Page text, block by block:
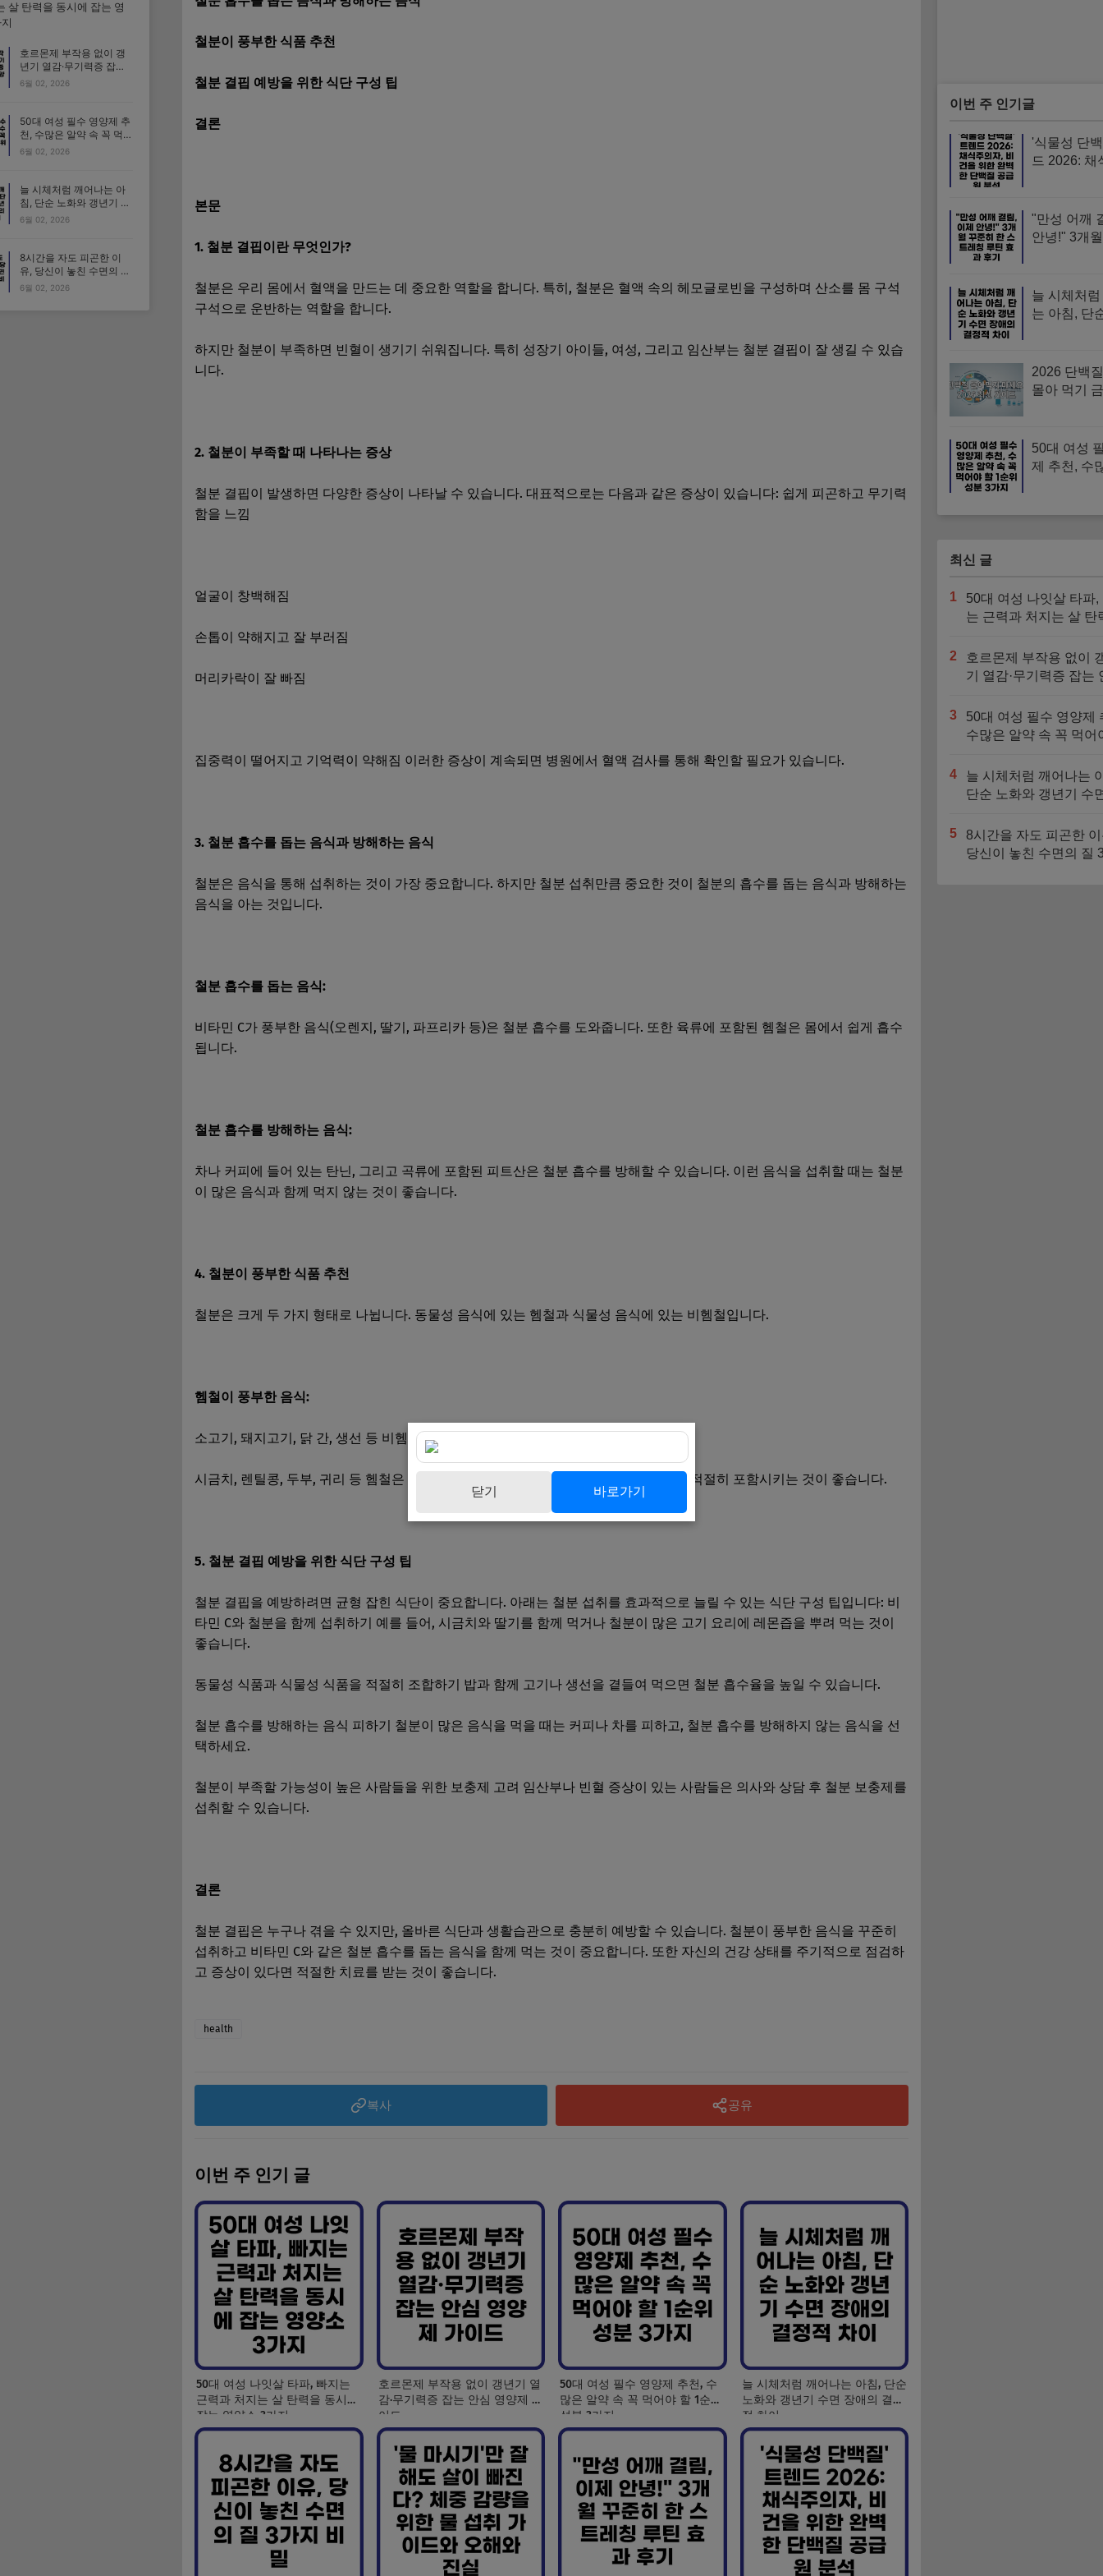
철분이 풍부한 식품 추천
철분 결핍 예방을 위한 식단 구성 팁
결론
본문
1. 철분 결핍이란 무엇인가?
철분은 우리 몸에서 혈액을 만드는 데 중요한 역할을 합니다. 특히, 철분은 혈액 속의 헤모글로빈을 구성하며 산소를 몸 구석
구석으로 운반하는 역할을 합니다.
하지만 철분이 부족하면 빈혈이 생기기 쉬워집니다. 특히 성장기 아이들, 여성, 그리고 임산부는 철분 결핍이 잘 생길 수 있습
니다.
2. 철분이 부족할 때 나타나는 증상
철분 결핍이 발생하면 다양한 증상이 나타날 수 있습니다. 대표적으로는 다음과 같은 증상이 있습니다: 쉽게 피곤하고 무기력
함을 느낌
얼굴이 창백해짐
손톱이 약해지고 잘 부러짐
머리카락이 잘 빠짐
집중력이 떨어지고 기억력이 약해짐 이러한 증상이 계속되면 병원에서 혈액 검사를 통해 확인할 필요가 있습니다.
3. 철분 흡수를 돕는 음식과 방해하는 음식
철분은 음식을 통해 섭취하는 것이 가장 중요합니다. 하지만 철분 섭취만큼 중요한 것이 철분의 흡수를 돕는 음식과 방해하는
음식을 아는 것입니다.
철분 흡수를 돕는 음식:
비타민 C가 풍부한 음식(오렌지, 딸기, 파프리카 등)은 철분 흡수를 도와줍니다. 또한 육류에 포함된 헴철은 몸에서 쉽게 흡수
됩니다.
철분 흡수를 방해하는 음식:
차나 커피에 들어 있는 탄닌, 그리고 곡류에 포함된 피트산은 철분 흡수를 방해할 수 있습니다. 이런 음식을 섭취할 때는 철분
이 많은 음식과 함께 먹지 않는 것이 좋습니다.
4. 철분이 풍부한 식품 추천
철분은 크게 두 가지 형태로 나뉩니다. 동물성 음식에 있는 헴철과 식물성 음식에 있는 비헴철입니다.
헴철이 풍부한 음식:
소고기, 돼지고기, 닭 간, 생선 등 비헴철이 풍부한 음식:
시금치, 렌틸콩, 두부, 귀리 등 헴철은 비헴철보다 흡수율이 높기 때문에 동물성 식품을 적절히 포함시키는 것이 좋습니다.
5. 철분 결핍 예방을 위한 식단 구성 팁
철분 결핍을 예방하려면 균형 잡힌 식단이 중요합니다. 아래는 철분 섭취를 효과적으로 늘릴 수 있는 식단 구성 팁입니다: 비
타민 C와 철분을 함께 섭취하기 예를 들어, 시금치와 딸기를 함께 먹거나 철분이 많은 고기 요리에 레몬즙을 뿌려 먹는 것이
좋습니다.
동물성 식품과 식물성 식품을 적절히 조합하기 밥과 함께 고기나 생선을 곁들여 먹으면 철분 흡수율을 높일 수 있습니다.
철분 흡수를 방해하는 음식 피하기 철분이 많은 음식을 먹을 때는 커피나 차를 피하고, 철분 흡수를 방해하지 않는 음식을 선
택하세요.
철분이 부족할 가능성이 높은 사람들을 위한 보충제 고려 임산부나 빈혈 증상이 있는 사람들은 의사와 상담 후 철분 보충제를
섭취할 수 있습니다.
결론
철분 결핍은 누구나 겪을 수 있지만, 올바른 식단과 생활습관으로 충분히 예방할 수 있습니다. 철분이 풍부한 음식을 꾸준히
섭취하고 비타민 C와 같은 철분 흡수를 돕는 음식을 함께 먹는 것이 중요합니다. 또한 자신의 건강 상태를 주기적으로 점검하
고 증상이 있다면 적절한 치료를 받는 것이 좋습니다.
health
복사 공유
이번 주 인기 글
50대 여성 나잇살 타파, 빠지는
근력과 처지는 살 탄력을 동시에
잡는 영양소 3가지
호르몬제 부작용 없이 갱년기 열
감·무기력증 잡는 안심 영양제 가
이드
50대 여성 필수 영양제 추천, 수
많은 알약 속 꼭 먹어야 할 1순위
성분 3가지
늘 시체처럼 깨어나는 아침, 단순
노화와 갱년기 수면 장애의 결정
적 차이
닫기 바로가기
이번 주 인기글
'식물성 단
드 2026: 채
"만성 어깨
안녕!" 3개
늘 시체처
는 아침, 단
2026 단백
몰아 먹기
50대 여성
제 추천, 수
최신 글
1
50대 여성 나잇살 타파,
는 근력과 처지는 살 탄
2
호르몬제 부작용 없이
기 열감·무기력증 잡는
3
50대 여성 필수 영양제
수많은 알약 속 꼭 먹어
4
늘 시체처럼 깨어나는
단순 노화와 갱년기 수
5
8시간을 자도 피곤한
당신이 놓친 수면의 질
살 탄력을 동시에 잡는 영
호르몬제 부작용 없이 갱
년기 열감·무기력증 잡는
안심 영양제 가이드
6월 02, 2026
50대 여성 필수 영양제 추
천, 수많은 알약 속 꼭 먹어
야 할 1순위 성분 3가지
6월 02, 2026
늘 시체처럼 깨어나는 아
침, 단순 노화와 갱년기 수
면 장애의 결정적 차이
6월 02, 2026
8시간을 자도 피곤한 이
유, 당신이 놓친 수면의 질
3가지 비밀
6월 02, 2026